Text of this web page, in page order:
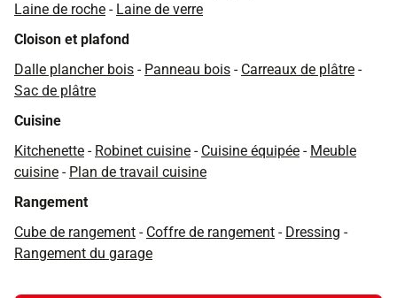
Laine de roche - Laine de verre
Cloison et plafond
Dalle plancher bois - Panneau bois - Carreaux de plâtre -
Sac de plâtre
Cuisine
Kitchenette - Robinet cuisine - Cuisine équipée - Meuble
cuisine - Plan de travail cuisine
Rangement
Cube de rangement - Coffre de rangement - Dressing -
Rangement du garage